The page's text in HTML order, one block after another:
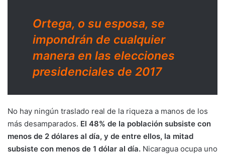
Ortega, o su esposa, se
impondrán de cualquier
manera en las elecciones
presidenciales de 2017
No hay ningún traslado real de la riqueza a manos de los
más desamparados. El 48% de la población subsiste con
menos de 2 dólares al día, y de entre ellos, la mitad
subsiste con menos de 1 dólar al día. Nicaragua ocupa uno